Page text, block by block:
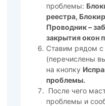
проблемы:
реестра,
Проводник –
закрытия окон
Ставим рядом
(перечислены
на кнопку
проблемы.
После чего
проблемы и